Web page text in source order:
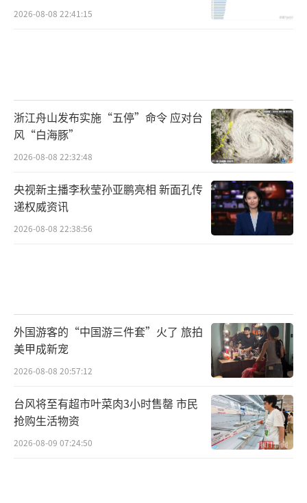
2026-08-08 22:41:15
浙江舟山发布实施“五停”命令 应对台
风“白海豚”
2026-08-08 22:32:48
央视新主播李秋莹孙亚鹏亮相 新面孔传
递权威资讯
2026-08-08 22:38:56
外国游客的“中国游三件套”火了 旅拍
美甲成新宠
2026-08-08 20:57:12
台风将至有超市叶菜肉3小时售罄 市民
抢购生活物资
2026-08-09 07:24:50